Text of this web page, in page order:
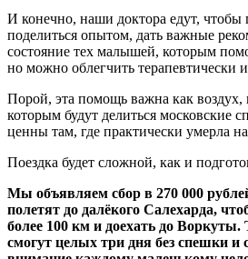
И конечно, наши доктора едут, чтобы
поделиться опытом, дать важные
состояние тех малышей, которым
но можно облегчить терапевтически
Порой, эта помощь важна как воздух,
которым будут делиться московские
ценны там, где практически умерла
Поездка будет сложной, как и
Мы объявляем сбор в 270 000
полетят до далёкого Салехарда,
более 100 км и доехать до Воркуты.
смогут целых три дня без спешки и